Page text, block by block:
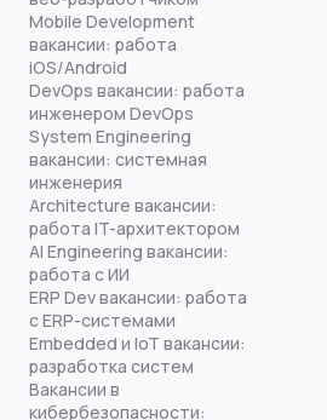
Mobile Development
вакансии: работа
iOS/Android
DevOps вакансии: работа
инженером DevOps
System Engineering
вакансии: системная
инженерия
Architecture вакансии:
работа IT-архитектором
AI Engineering вакансии:
работа с ИИ
ERP Dev вакансии: работа
с ERP-системами
Embedded и IoT вакансии:
разработка систем
Вакансии в
кибербезопасности: